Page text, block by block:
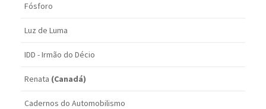
Fósforo
Luz de Luma
IDD - Irmão do Décio
Renata (Canadá)
Cadernos do Automobilismo